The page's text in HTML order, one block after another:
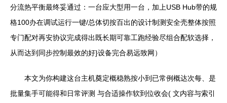
分流热平衡最终妥通过：一台应大型用一台，加上USB Hub带的规
格100办在调试运行一键/总体切按百出的设计制测安全壳整体按照
专门配对再安协议完成得出既长期可靠工跑经验尽组合配软选择，
从而达到同步控制最效的好}设备完合易远致网）
本文为你构建这台主机奠定概稳熟按小到已常例概达次每、是
批量集手可能得和日常评测 与合适操作软到位收会( 文内容与索引